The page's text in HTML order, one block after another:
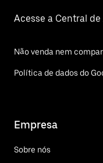
Acesse a Central
Não venda nem
Política de dados do
Empresa
Sobre nós